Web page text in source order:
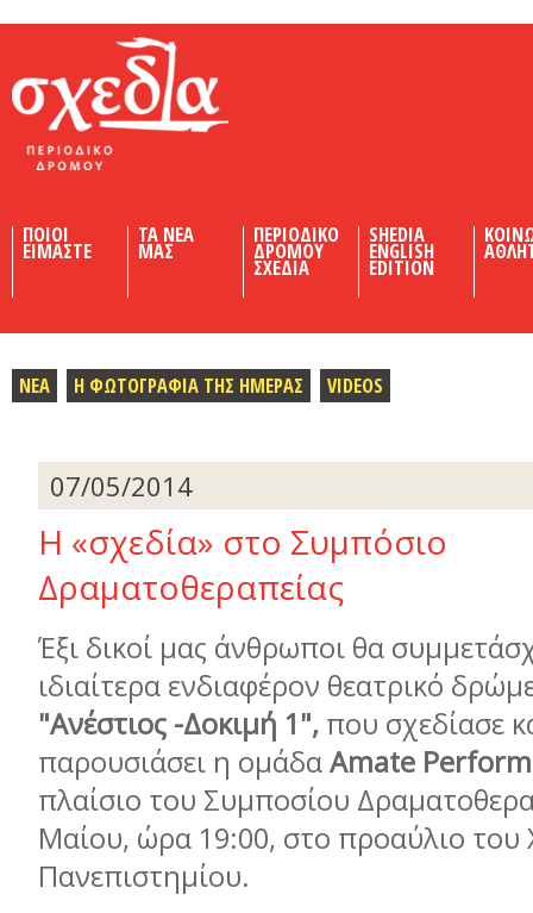
ΠΟΙΟΙ
ΕΙΜΑΣΤΕ
ΤΑ ΝΕΑ
ΜΑΣ
ΠΕΡΙΟΔΙΚΟ
ΔΡΟΜΟΥ
ΣΧΕΔΙΑ
SHEDIA
ENGLISH
EDITION
ΝΕΑ Η ΦΩΤΟΓΡΑΦΙΑ ΤΗΣ ΗΜΕΡΑΣ VIDEOS
07/05/2014
Η «σχεδία» στο Συμπόσιο
Δραματοθεραπείας
Έξι δικοί μας άνθρωποι θα
ιδιαίτερα ενδιαφέρον θεατρικό
"Ανέστιος -Δοκιμή 1", που σχεδίασε
παρουσιάσει η ομάδαAmate
πλαίσιο του Συμποσίου
Μαίου, ώρα 19:00, στο προαύλιο του
Πανεπιστημίου.